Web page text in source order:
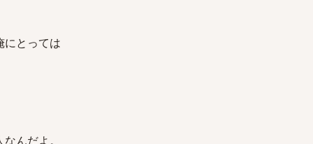
とっては
んだよ。